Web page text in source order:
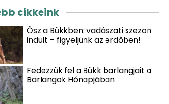
cikkeink
Ősz a Bükkben: vadászati szezon
indult – figyeljünk az erdőben!
Fedezzük fel a Bükk barlangjait a
Barlangok Hónapjában